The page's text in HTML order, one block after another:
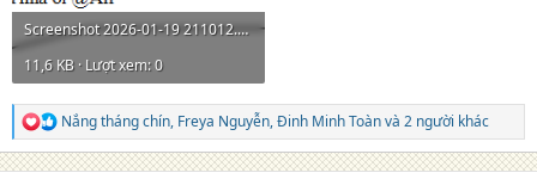
Screenshot 2026-01-19 211012.png
11,6 KB · Lượt xem: 0
R
e
a
Nắng tháng chín, Freya Nguyễn,Đinh Minh Toànvà 2 người khác